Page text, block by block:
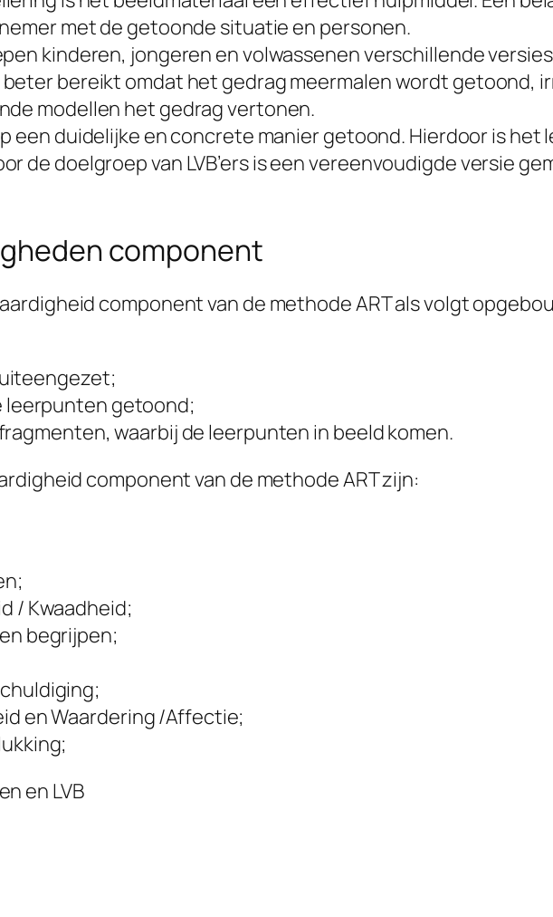
met de getoonde situatie en personen.
kinderen, jongeren en volwassenen verschillende
bereikt omdat het gedrag meermalen wordt getoond,
modellen het gedrag vertonen.
een duidelijke en concrete manier getoond. Hierdoor is
de doelgroep van LVB’ers is een vereenvoudigde versie
component
component van de methode ART als volgt
leerpunten getoond;
waarbij de leerpunten in beeld komen.
component van de methode ART zijn:
/ Kwaadheid;
begrijpen;
en Waardering /Affectie;
en LVB